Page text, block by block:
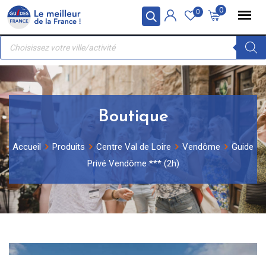
Panneau de gestion des cookies
Skip
content
0
0
Recherche
produits
Boutique
Accueil Produits Centre Val de Loire Vendôme
Guide
Privé Vendôme *** (2h)